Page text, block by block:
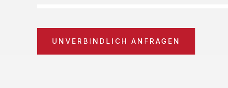
UNVERBINDLICH ANFRAGEN